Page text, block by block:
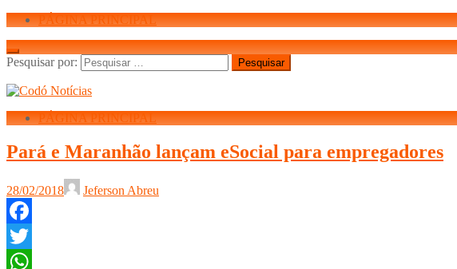
PÁGINA PRINCIPAL
Pesquisar por:
PÁGINA PRINCIPAL
Pará e Maranhão lançam eSocial para empregadores
28/02/2018 Jeferson Abreu
Facebook
Twitter